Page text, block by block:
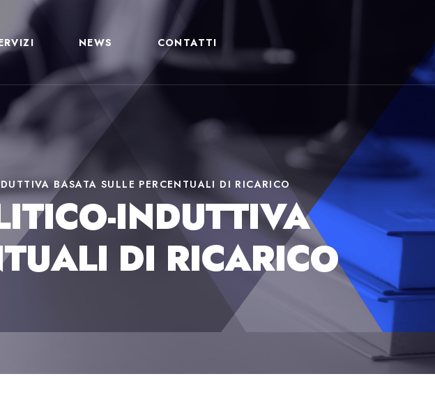
NEWS CONTATTI
BASATA SULLE PERCENTUALI DI RICARICO
INDUTTIVA
DI RICARICO